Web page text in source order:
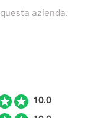
azienda.
10.0